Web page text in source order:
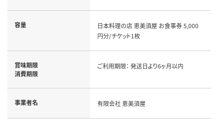
容量
日本料理の店 恵美須屋 お食事券 5,000
円分/チケット1枚
賞味期限
消費期限
ご利用期限： 発送日より6ヶ月以内
事業者名 有限会社 恵美須屋